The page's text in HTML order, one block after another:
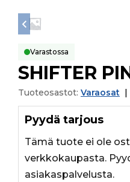
Varastossa
SHIFTER
Tuoteosastot: Varaosat
Pyydä tarjous
Tämä tuote ei ole
verkkokaupasta.
asiakaspalvelusta.